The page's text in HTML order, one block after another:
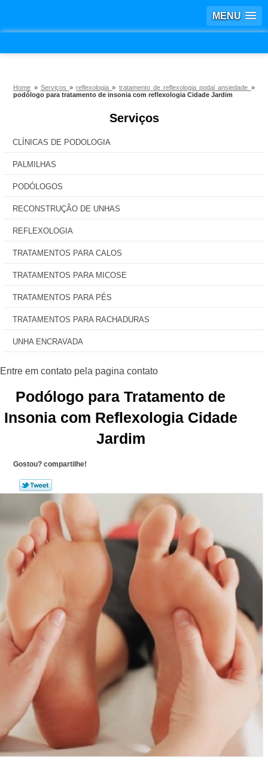
MENU
Home » Serviços »reflexologia» tratamento de reflexologia podal ansiedade »
podólogo para tratamento de insonia com reflexologia Cidade Jardim
Serviços
CLÍNICAS DE PODOLOGIA
PALMILHAS
PODÓLOGOS
RECONSTRUÇÃO DE UNHAS
REFLEXOLOGIA
TRATAMENTOS PARA CALOS
TRATAMENTOS PARA MICOSE
TRATAMENTOS PARA PÉS
TRATAMENTOS PARA RACHADURAS
UNHA ENCRAVADA
Podólogo para Tratamento de
Insonia com Reflexologia Cidade
Jardim
Gostou? compartilhe!